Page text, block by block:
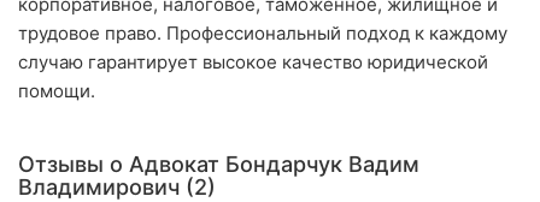
Кропивницкий
Киев
Запорожье
корпоративное, налоговое, таможенное, жилищное и
трудовое право. Профессиональный подход к каждому
случаю гарантирует высокое качество юридической
помощи.
Отзывы о Адвокат Бондарчук Вадим
Владимирович (2)